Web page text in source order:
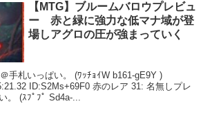
【MTG】ブルームバロウプレビュ
ー 赤と緑に強力な低マナ域が登
場しアグロの圧が強まっていく
手札いっぱい。 (ﾜｯﾁｮｲW b161-gE9Y )
ID:S2Ms+69F0 赤のレア 31: 名無しプレ
。 (ｽﾌﾟﾌﾟ Sd4a-...